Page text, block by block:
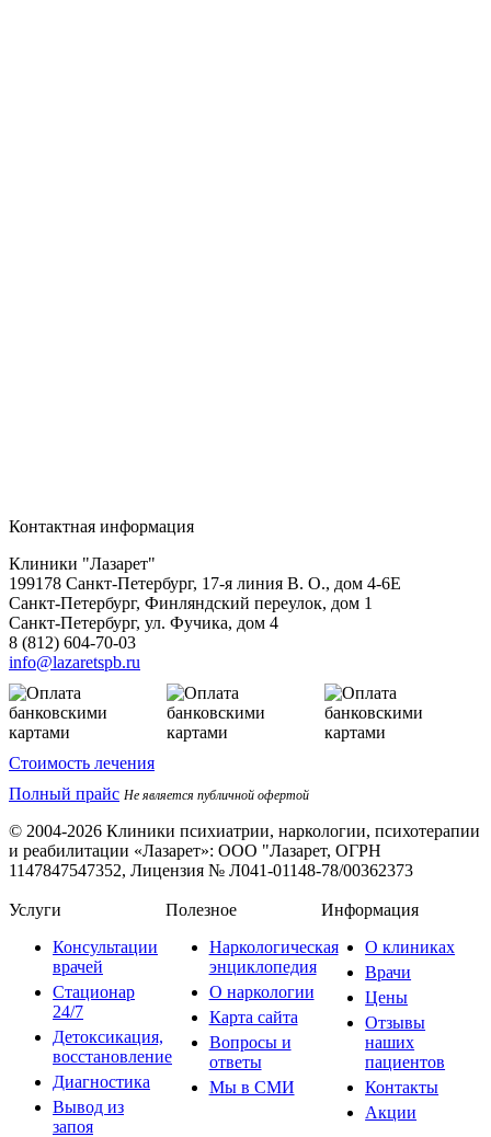
Контактная информация
Клиники "Лазарет"
199178 Санкт-Петербург, 17-я линия В. О., дом 4-6Е
Санкт-Петербург, Финляндский переулок, дом 1
Санкт-Петербург, ул. Фучика, дом 4
8 (812) 604-70-03
info@lazaretspb.ru
Стоимость лечения
Полный прайс Не является публичной офертой
© 2004-2026 Клиники психиатрии, наркологии, психотерапии
и реабилитации «Лазарет»: ООО "Лазарет, ОГРН
1147847547352, Лицензия № Л041-01148-78/00362373
Услуги
Консультации
врачей
Стационар
24/7
Детоксикация,
восстановление
Диагностика
Вывод из
запоя
Полезное
Наркологическая
энциклопедия
О наркологии
Карта сайта
Вопросы и
ответы
Мы в СМИ
Информация
О клиниках
Врачи
Цены
Отзывы
наших
пациентов
Контакты
Акции